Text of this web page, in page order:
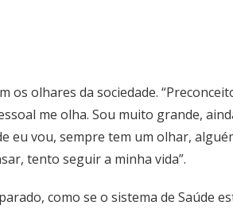
os olhares da sociedade.
me olha. Sou muito grande,
eu vou, sempre tem um olhar,
tento seguir a minha vida”.
como se o sistema de Saúde